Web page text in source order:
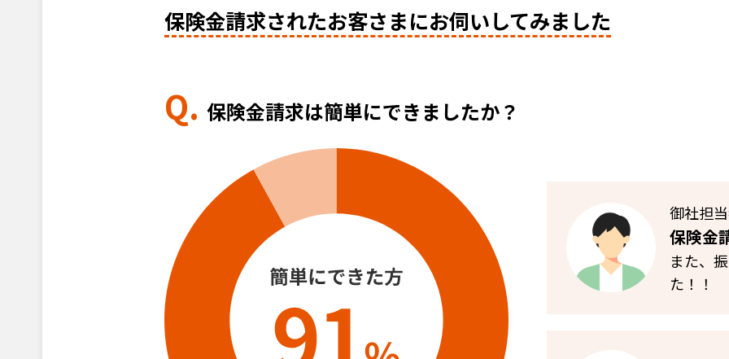
保険金請求されたお客さまにお伺いしてみました
Q. 保険金請求は簡単にできましたか？
御社担
保険金
また、
た！！